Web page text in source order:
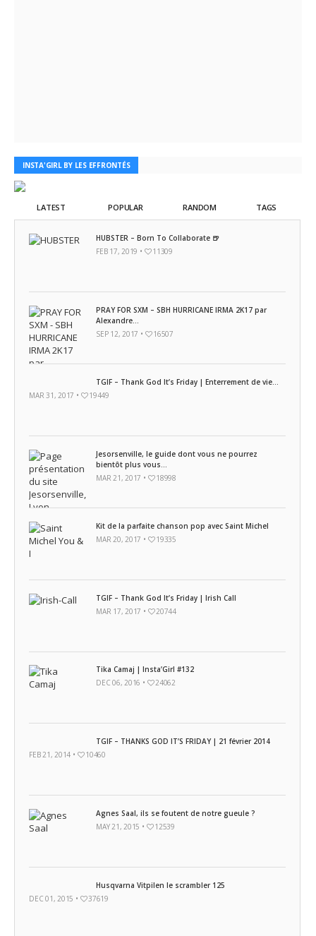
INSTA'GIRL BY LES EFFRONTÉS
LATEST POPULAR RANDOM TAGS
HUBSTER – Born To Collaborate 🍺
FEB 17, 2019 •
11309
PRAY FOR SXM – SBH HURRICANE IRMA 2K17 par
Alexandre...
SEP 12, 2017 •
16507
TGIF – Thank God It’s Friday | Enterrement de vie...
MAR 31, 2017 •
19449
Jesorsenville, le guide dont vous ne pourrez
bientôt plus vous...
MAR 21, 2017 •
18998
Kit de la parfaite chanson pop avec Saint Michel
MAR 20, 2017 •
19335
TGIF – Thank God It’s Friday | Irish Call
MAR 17, 2017 •
20744
Tika Camaj | Insta’Girl #132
DEC 06, 2016 •
24062
TGIF – THANKS GOD IT’S FRIDAY | 21 février 2014
FEB 21, 2014 •
10460
Agnes Saal, ils se foutent de notre gueule ?
MAY 21, 2015 •
12539
Husqvarna Vitpilen le scrambler 125
DEC 01, 2015 •
37619